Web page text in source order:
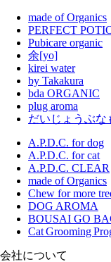
made of Organics
PERFECT
Pubicare organic
余[yo]
kirei water
by Takakura
bda ORGANIC
plug aroma
だいじょうぶな
A.P.D.C. for dog
A.P.D.C. for cat
A.P.D.C. CLEAR
made of Organics
Chew for more
DOG AROMA
BOUSAI GO
Cat Grooming
会社について